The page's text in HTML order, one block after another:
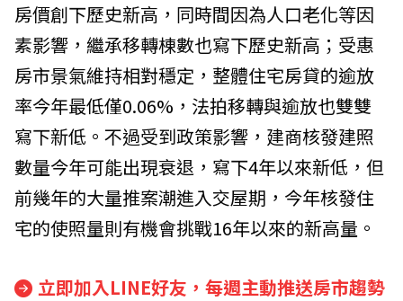
房價創下歷史新高，同時間因為人口老化等因
素影響，繼承移轉棟數也寫下歷史新高；受惠
房市景氣維持相對穩定，整體住宅房貸的逾放
率今年最低僅0.06%，法拍移轉與逾放也雙雙
寫下新低。不過受到政策影響，建商核發建照
數量今年可能出現衰退，寫下4年以來新低，但
前幾年的大量推案潮進入交屋期，今年核發住
宅的使照量則有機會挑戰16年以來的新高量。
立即加入LINE好友，每週主動推送房市趨勢